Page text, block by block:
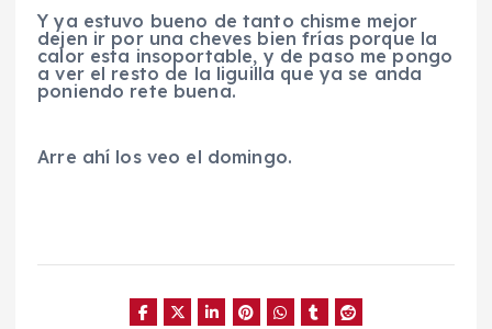
Y ya estuvo bueno de tanto chisme mejor
dejen ir por una cheves bien frías porque la
calor esta insoportable, y de paso me pongo
a ver el resto de la liguilla que ya se anda
poniendo rete buena.
Arre ahí los veo el domingo.